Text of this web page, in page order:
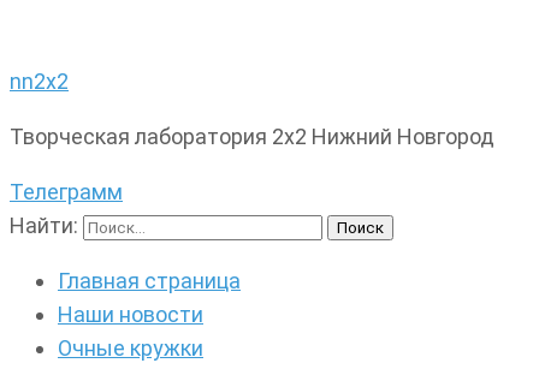
nn2x2
Творческая лаборатория 2х2 Нижний Новгород
Телеграмм
Найти:
Главная страница
Наши новости
Очные кружки